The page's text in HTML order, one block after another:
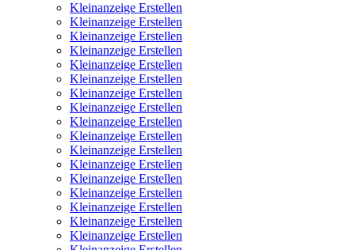
Kleinanzeige Erstellen
Kleinanzeige Erstellen
Kleinanzeige Erstellen
Kleinanzeige Erstellen
Kleinanzeige Erstellen
Kleinanzeige Erstellen
Kleinanzeige Erstellen
Kleinanzeige Erstellen
Kleinanzeige Erstellen
Kleinanzeige Erstellen
Kleinanzeige Erstellen
Kleinanzeige Erstellen
Kleinanzeige Erstellen
Kleinanzeige Erstellen
Kleinanzeige Erstellen
Kleinanzeige Erstellen
Kleinanzeige Erstellen